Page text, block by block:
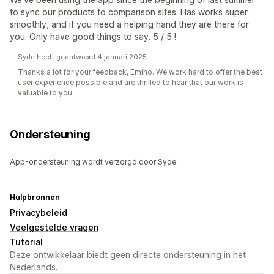
to sync our products to comparison sites. Has works super
smoothly, and if you need a helping hand they are there for
you. Only have good things to say. 5 / 5 !
Syde heeft geantwoord 4 januari 2025
Thanks a lot for your feedback, Emino. We work hard to offer the best
user experience possible and are thrilled to hear that our work is
valuable to you.
Ondersteuning
App-ondersteuning wordt verzorgd door Syde.
Hulpbronnen
Privacybeleid
Veelgestelde vragen
Tutorial
Deze ontwikkelaar biedt geen directe ondersteuning in het
Nederlands.